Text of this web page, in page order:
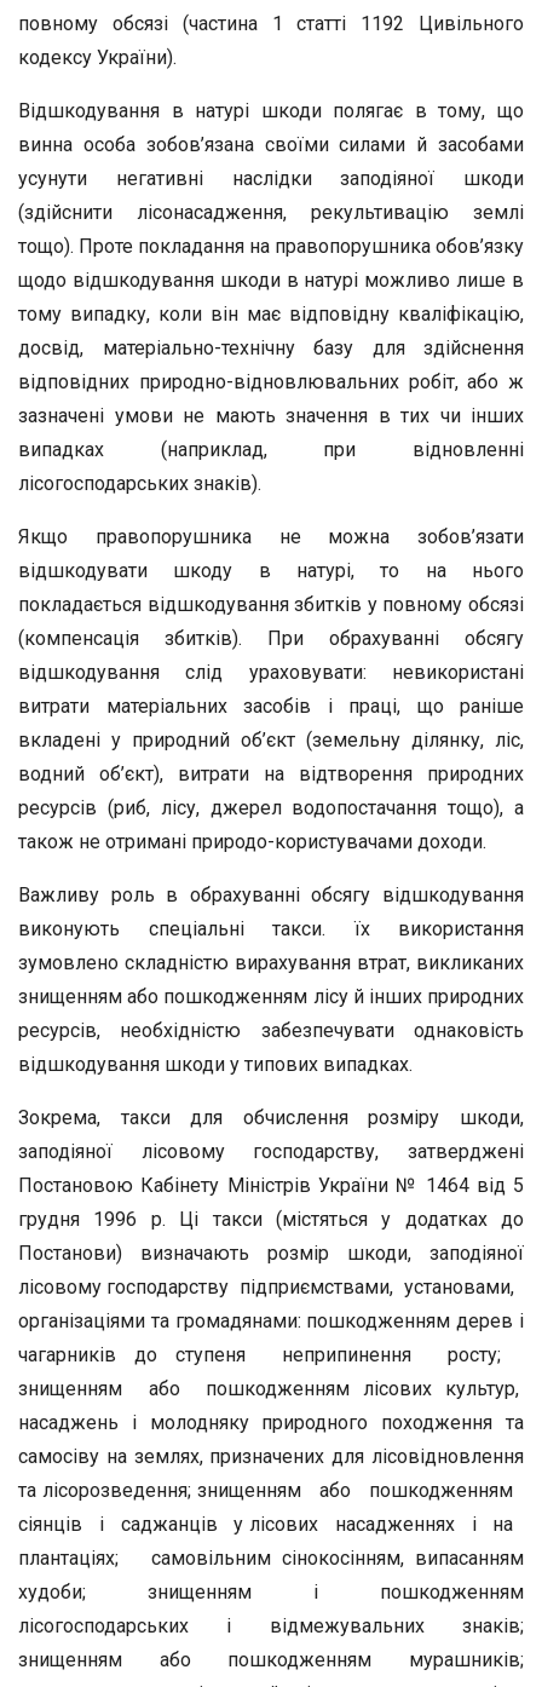
повному обсязі (частина 1 статті 1192 Цивільного
кодексу України).
Відшкодування в натурі шкоди полягає в тому, що
винна особа зобов’язана своїми силами й засобами
усунути негативні наслідки заподіяної шкоди
(здійснити лісонасадження, рекультивацію землі
тощо). Проте покладання на правопорушника обов’язку
щодо відшкодування шкоди в натурі можливо лише в
тому випадку, коли він має відповідну кваліфікацію,
досвід, матеріально-технічну базу для здійснення
відповідних природно-відновлювальних робіт, або ж
зазначені умови не мають значення в тих чи інших
випадках (наприклад, при відновленні
лісогосподарських знаків).
Якщо правопорушника не можна зобов’язати
відшкодувати шкоду в натурі, то на нього
покладається відшкодування збитків у повному обсязі
(компенсація збитків). При обрахуванні обсягу
відшкодування слід ураховувати: невикористані
витрати матеріальних засобів і праці, що раніше
вкладені у природний об’єкт (земельну ділянку, ліс,
водний об’єкт), витрати на відтворення природних
ресурсів (риб, лісу, джерел водопостачання тощо), а
також не отримані природо-користувачами доходи.
Важливу роль в обрахуванні обсягу відшкодування
виконують спеціальні такси. їх використання
зумовлено складністю вирахування втрат, викликаних
знищенням або пошкодженням лісу й інших природних
ресурсів, необхідністю забезпечувати однаковість
відшкодування шкоди у типових випадках.
Зокрема, такси для обчислення розміру шкоди,
заподіяної лісовому господарству, затверджені
Постановою Кабінету Міністрів України № 1464 від 5
грудня 1996 р. Ці такси (містяться у додатках до
Постанови) визначають розмір шкоди, заподіяної
лісовому господарству підприємствами, установами,
організаціями та громадянами: пошкодженням дерев і
чагарників до ступеня неприпинення росту;
знищенням або пошкодженням лісових культур,
насаджень і молодняку природного походження та
самосіву на землях, призначених для лісовідновлення
та лісорозведення; знищенням або пошкодженням
сіянців і саджанців у лісових насадженнях і на
плантаціях; самовільним сінокосінням, випасанням
худоби; знищенням і пошкодженням
лісогосподарських і відмежувальних знаків;
знищенням або пошкодженням мурашників;